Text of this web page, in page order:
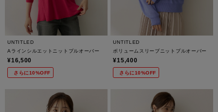
UNTITLED
Aラインシルエットニットプルオーバー
¥16,500
さらに10%OFF
UNTITLED
ボリュームスリーブニットプルオーバー
¥15,400
さらに10%OFF